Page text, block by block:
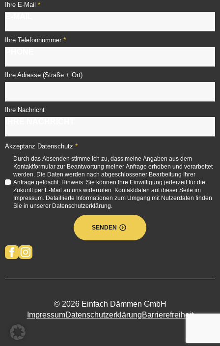
Ihre E-Mail *
Ihre Telefonnummer *
Ihre Adresse (Straße + Ort)
Ihre Nachricht
Akzeptanz Datenschutz *
Durch das Absenden stimme ich zu, dass meine Angaben aus dem
Kontaktformular zur Beantwortung meiner Anfrage erhoben und verarbeitet
werden. Die Daten werden nach abgeschlossener Bearbeitung Ihrer
Anfrage gelöscht. Hinweis: Sie können Ihre Einwilligung jederzeit für die
Zukunft per E-Mail an uns widerrufen. Kontaktdaten auf dieser Seite im
Impressum. Detaillierte Informationen zum Umgang mit Nutzerdaten finden
Sie in unserer Datenschutzerklärung.
SENDEN
© 2026 Einfach Dämmen GmbH
ImpressumDatenschutzerklärungBarrierefreiheit